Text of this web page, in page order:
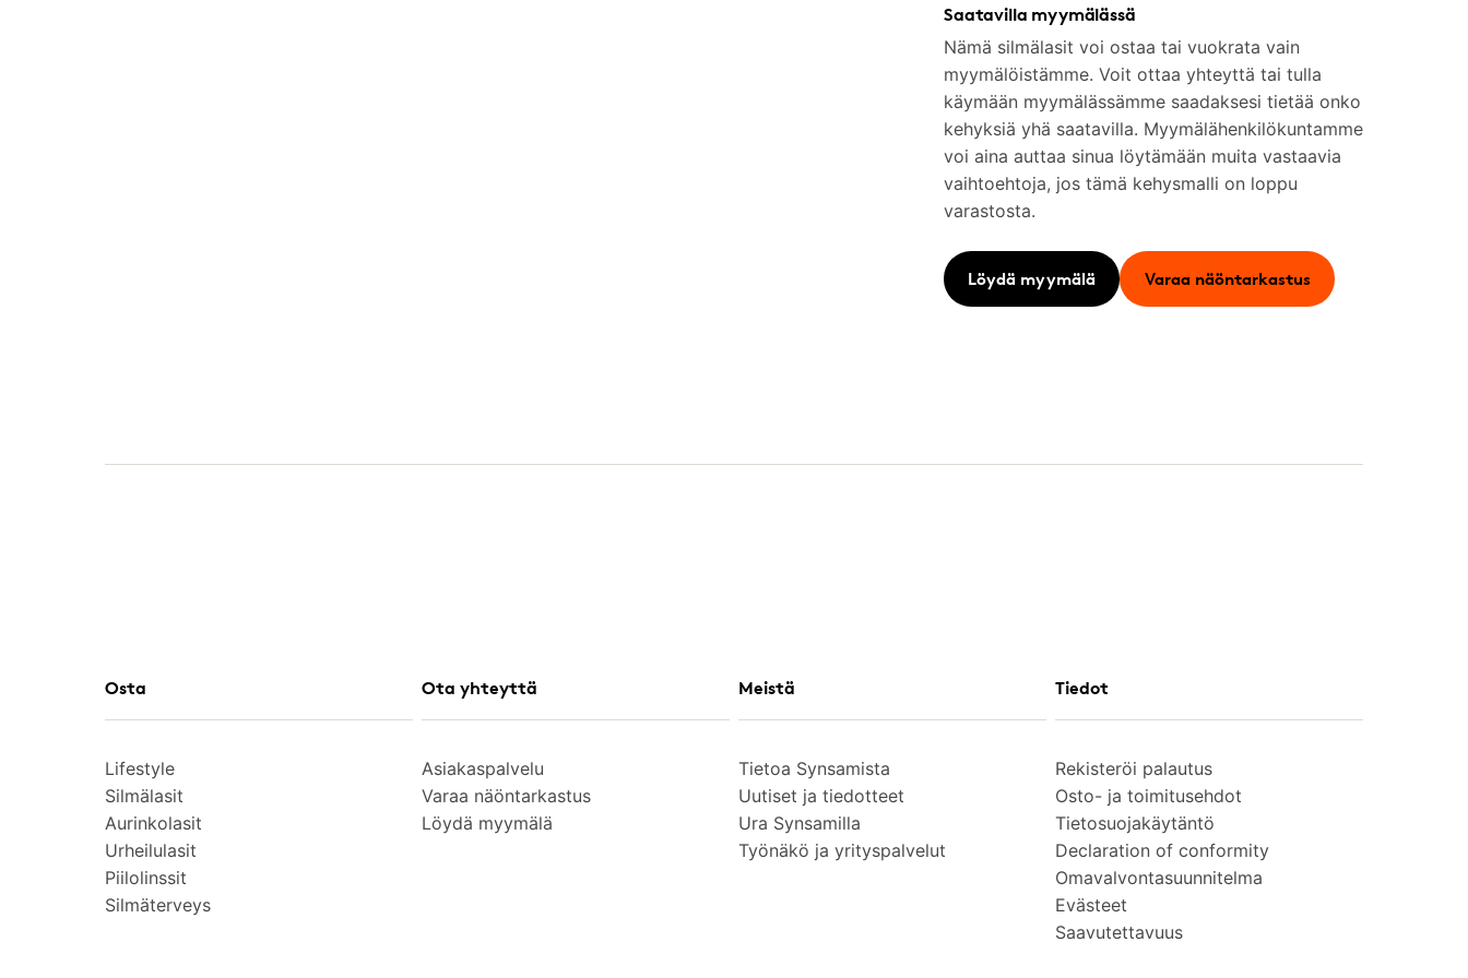
Saatavilla myymälässä
Nämä silmälasit voi ostaa tai vuokrata vain
myymälöistämme. Voit ottaa yhteyttä tai tulla
käymään myymälässämme saadaksesi tietää onko
kehyksiä yhä saatavilla. Myymälähenkilökuntamme
voi aina auttaa sinua löytämään muita vastaavia
vaihtoehtoja, jos tämä kehysmalli on loppu
varastosta.
Löydä myymälä Varaa näöntarkastus
Osta
Lifestyle
Silmälasit
Aurinkolasit
Urheilulasit
Piilolinssit
Silmäterveys
Ota yhteyttä
Asiakaspalvelu
Varaa näöntarkastus
Löydä myymälä
Meistä
Tietoa Synsamista
Uutiset ja tiedotteet
Ura Synsamilla
Työnäkö ja yrityspalvelut
Tiedot
Rekisteröi palautus
Osto- ja toimitusehdot
Tietosuojakäytäntö
Declaration of conformity
Omavalvontasuunnitelma
Evästeet
Saavutettavuus